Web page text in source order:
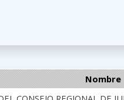
Nombre